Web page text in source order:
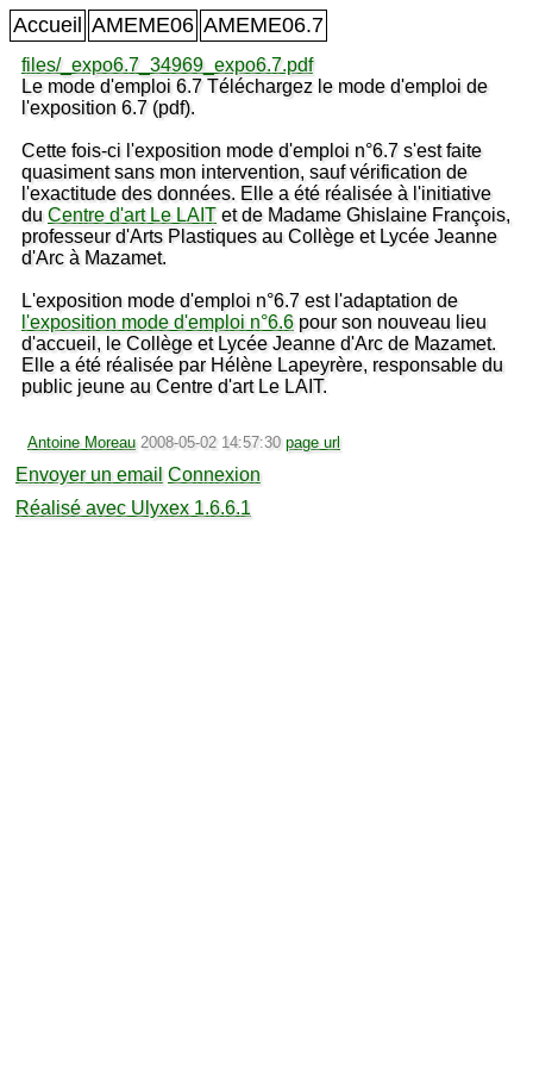
Accueil AMEME06 AMEME06.7
files/_expo6.7_34969_expo6.7.pdf
Le mode d'emploi 6.7 Téléchargez le mode d'emploi de
l'exposition 6.7 (pdf).
Cette fois-ci l'exposition mode d'emploi n°6.7 s'est faite
quasiment sans mon intervention, sauf vérification de
l'exactitude des données. Elle a été réalisée à l'initiative
du Centre d'art Le LAIT et de Madame Ghislaine François,
professeur d'Arts Plastiques au Collège et Lycée Jeanne
d'Arc à Mazamet.
L'exposition mode d'emploi n°6.7 est l'adaptation de
l'exposition mode d'emploi n°6.6pour son nouveau lieu
d'accueil, le Collège et Lycée Jeanne d'Arc de Mazamet.
Elle a été réalisée par Hélène Lapeyrère, responsable du
public jeune au Centre d'art Le LAIT.
Antoine Moreau 2008-05-02 14:57:30 page url
Envoyer un email Connexion
Réalisé avec Ulyxex 1.6.6.1